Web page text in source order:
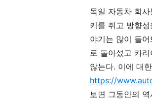
독일 자동차 회
키를 쥐고 방향
야기는 많이 들
로 돌아섰고 카
않는다. 이에 대
https://
보면 그동안의